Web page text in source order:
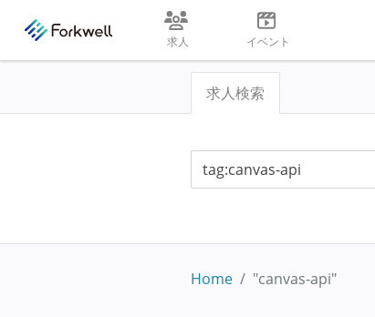
求人 イベント
求人検索
Home "canvas-api"